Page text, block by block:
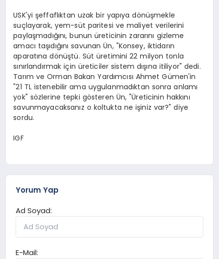
USK'yi şeffaflıktan uzak bir yapıya dönüşmekle
suçlayarak, yem-süt paritesi ve maliyet verilerini
paylaşmadığını, bunun üreticinin zararını gizleme
amacı taşıdığını savunan Ün, "Konsey, iktidarın
aparatına dönüştü. Süt üretimini 22 milyon tonla
sınırlandırmak için üreticiler sistem dışına itiliyor" dedi.
Tarım ve Orman Bakan Yardımcısı Ahmet Gümen'in
"21 TL istenebilir ama uygulanmadıktan sonra anlamı
yok" sözlerine tepki gösteren Ün, "Üreticinin hakkını
savunmayacaksanız o koltukta ne işiniz var?" diye
sordu.
IGF
Yorum Yap
Ad Soyad:
E-Mail: